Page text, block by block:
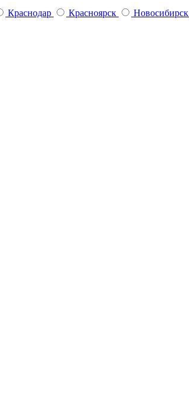
Краснодар Красноярск Новосибирск